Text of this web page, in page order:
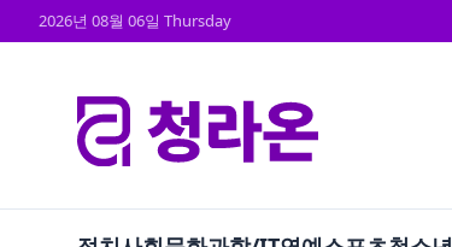
2026년 08월 06일 Thursday